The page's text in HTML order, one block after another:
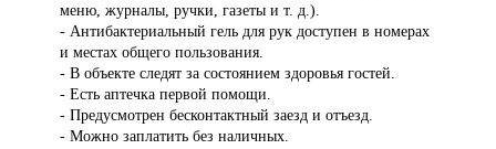
меню, журналы, ручки, газеты и т. д.).
- Антибактериальный гель для рук доступен в номерах
и местах общего пользования.
- В объекте следят за состоянием здоровья гостей.
- Есть аптечка первой помощи.
- Предусмотрен бесконтактный заезд и отъезд.
- Можно заплатить без наличных.